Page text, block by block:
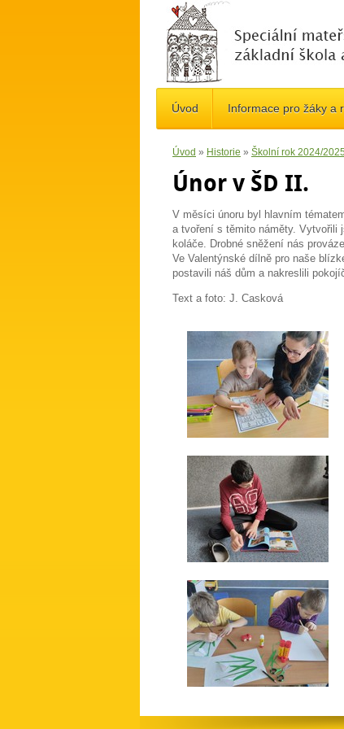
Úvod Informace pro žáky a
Úvod » Historie » Školní rok 2024/2025
Únor v ŠD II.
V měsíci únoru byl hlavním
a tvoření s těmito náměty. Vytvořili
koláče. Drobné sněžení nás
Ve Valentýnské dílně pro naše
postavili náš dům a nakreslili
Text a foto: J. Casková